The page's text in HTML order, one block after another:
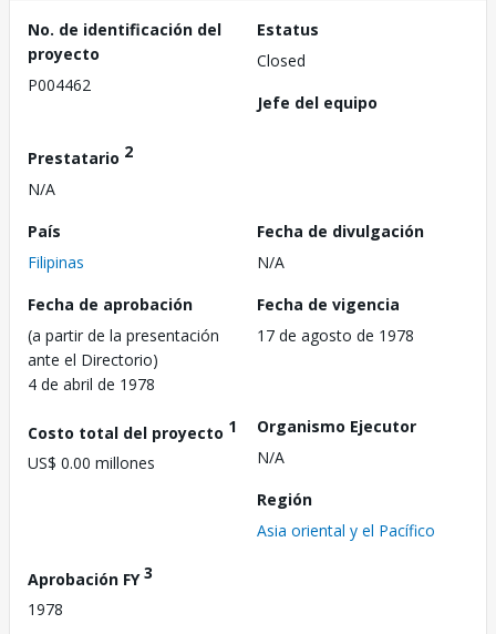
No. de identificación del
proyecto
P004462
Estatus
Closed
Jefe del equipo
Prestatario 2
N/A
País
Filipinas
Fecha de divulgación
N/A
Fecha de aprobación
(a partir de la presentación
ante el Directorio)
4 de abril de 1978
Fecha de vigencia
17 de agosto de 1978
Costo total del proyecto 1
US$ 0.00 millones
Organismo Ejecutor
N/A
Región
Asia oriental y el Pacífico
Aprobación FY3
1978